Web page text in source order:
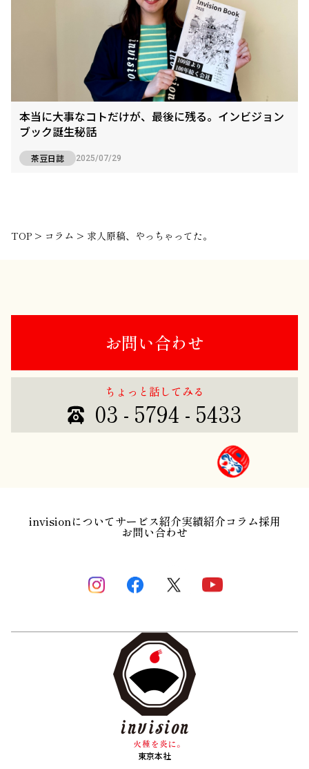
本当に大事なコトだけが、最後に残る。インビジョン
ブック誕生秘話
茶豆日誌 2025/07/29
TOP > コラム > 求人原稿、やっちゃってた。
お問い合わせ
ちょっと話してみる
03 - 5794 - 5433
invisionについてサービス紹介実績紹介コラム採用
お問い合わせ
東京本社